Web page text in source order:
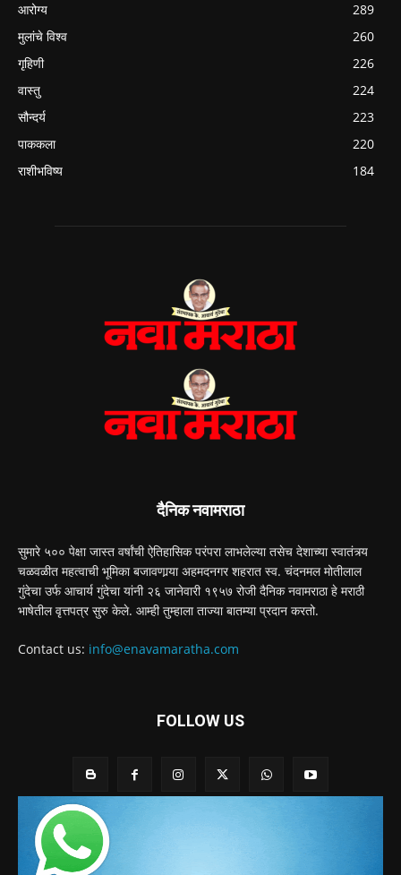
आरोग्य
289
मुलांचे विश्व
260
गृहिणी
226
वास्तु
224
सौन्दर्य
223
पाककला
220
राशीभविष्य
184
दैनिक नवामराठा
सुमारे ५०० पेक्षा जास्त वर्षांची ऐतिहासिक परंपरा लाभलेल्या तसेच देशाच्या स्वातंत्र्य
चळवळीत महत्वाची भूमिका बजावणार्‍या अहमदनगर शहरात स्व. चंदनमल मोतीलाल
गुंदेचा उर्फ आचार्य गुंदेचा यांनी २६ जानेवारी १९५७ रोजी दैनिक नवामराठा हे मराठी
भाषेतील वृत्तपत्र सुरु केले. आम्ही तुम्हाला ताज्या बातम्या प्रदान करतो.
Contact us: info@enavamaratha.com
FOLLOW US